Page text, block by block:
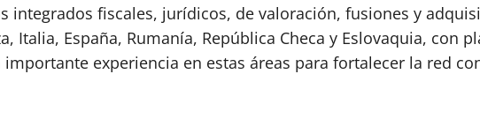
integrados fiscales, jurídicos, de valoración, fusiones y
Italia, España, Rumanía, República Checa y Eslovaquia, con
experiencia en estas áreas para fortalecer la red